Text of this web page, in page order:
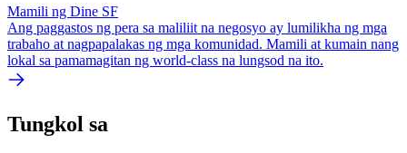
Mamili ng Dine SF
Ang paggastos ng pera sa maliliit na negosyo ay lumilikha ng mga
trabaho at nagpapalakas ng mga komunidad. Mamili at kumain nang
lokal sa pamamagitan ng world-class na lungsod na ito.
Tungkol sa